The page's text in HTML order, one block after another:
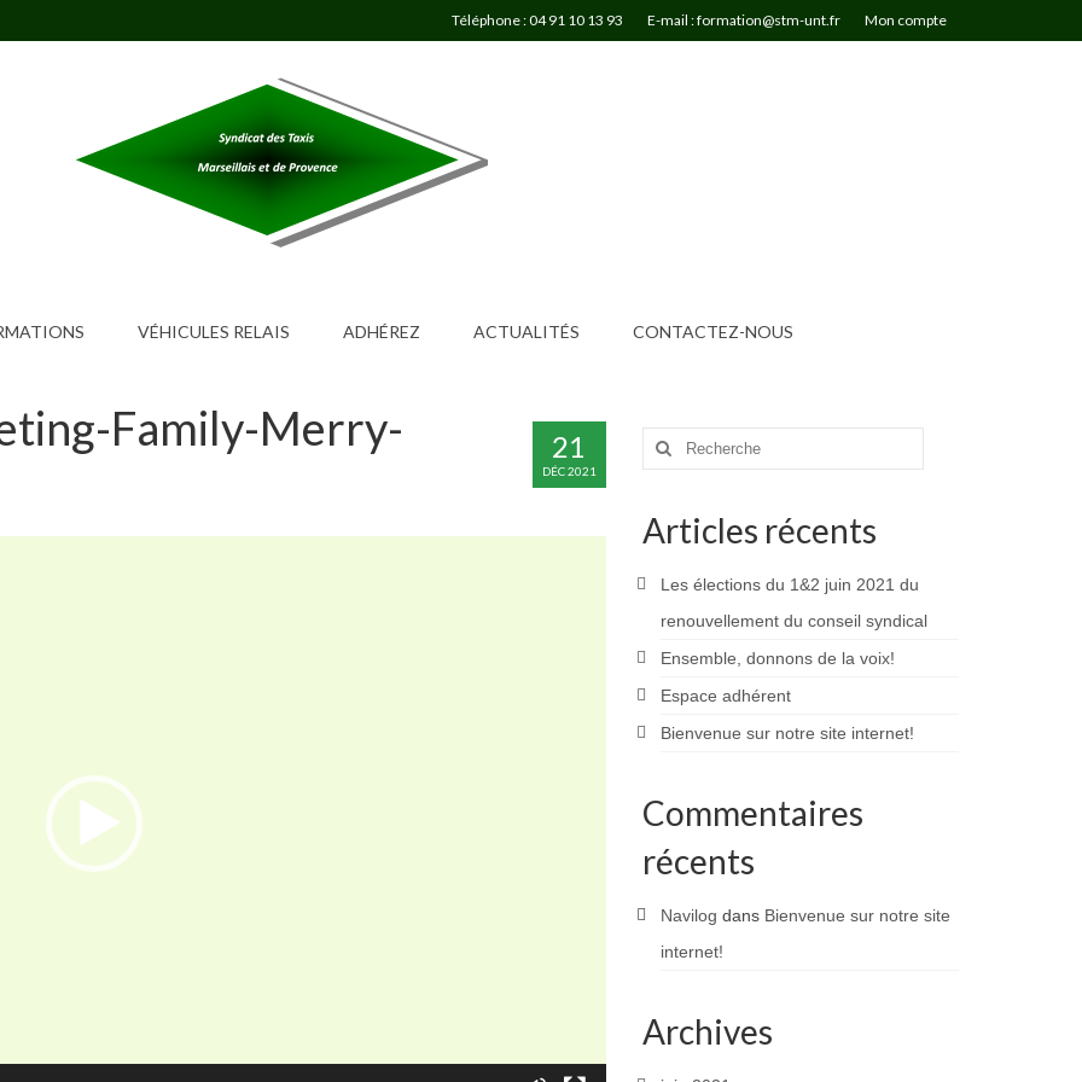
Téléphone : 04 91 10 13 93 E-mail : formation@stm-unt.fr Mon compte
VÉHICULES RELAIS ADHÉREZ ACTUALITÉS CONTACTEZ-NOUS
21
DÉC 2021
Family-Merry-
Rechercher
Articles récents
Les élections du 1&2 juin 2021 du
renouvellement du conseil syndical
Ensemble, donnons de la voix!
Espace adhérent
Bienvenue sur notre site internet!
Commentaires
récents
Navilog dans Bienvenue sur notre site
internet!
Archives